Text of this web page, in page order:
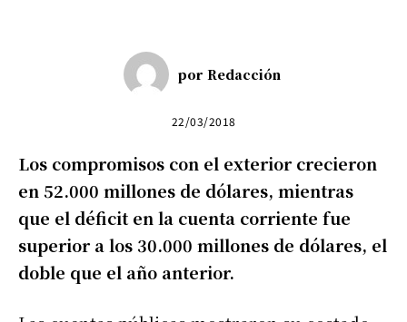
por Redacción
22/03/2018
Los compromisos con el exterior crecieron
en 52.000 millones de dólares, mientras
que el déficit en la cuenta corriente fue
superior a los 30.000 millones de dólares, el
doble que el año anterior.